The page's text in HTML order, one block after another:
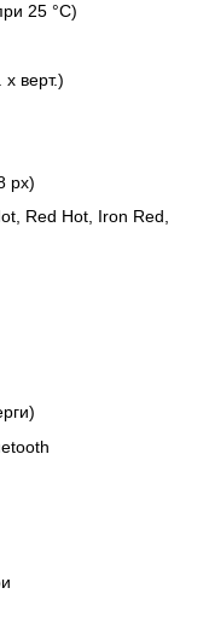
25 °C)
x верт.)
px)
Red Hot, Iron Red,